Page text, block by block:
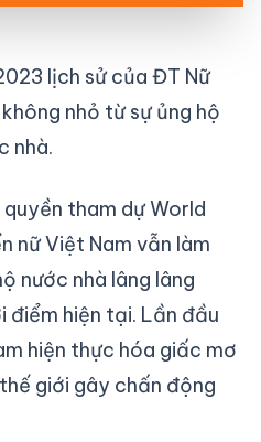
lịch sử của ĐT Nữ
nhỏ từ sự ủng hộ
nhà.
tham dự World
nữ Việt Nam vẫn làm
nước nhà lâng lâng
điểm hiện tại. Lần đầu
hiện thực hóa giấc mơ
giới gây chấn động